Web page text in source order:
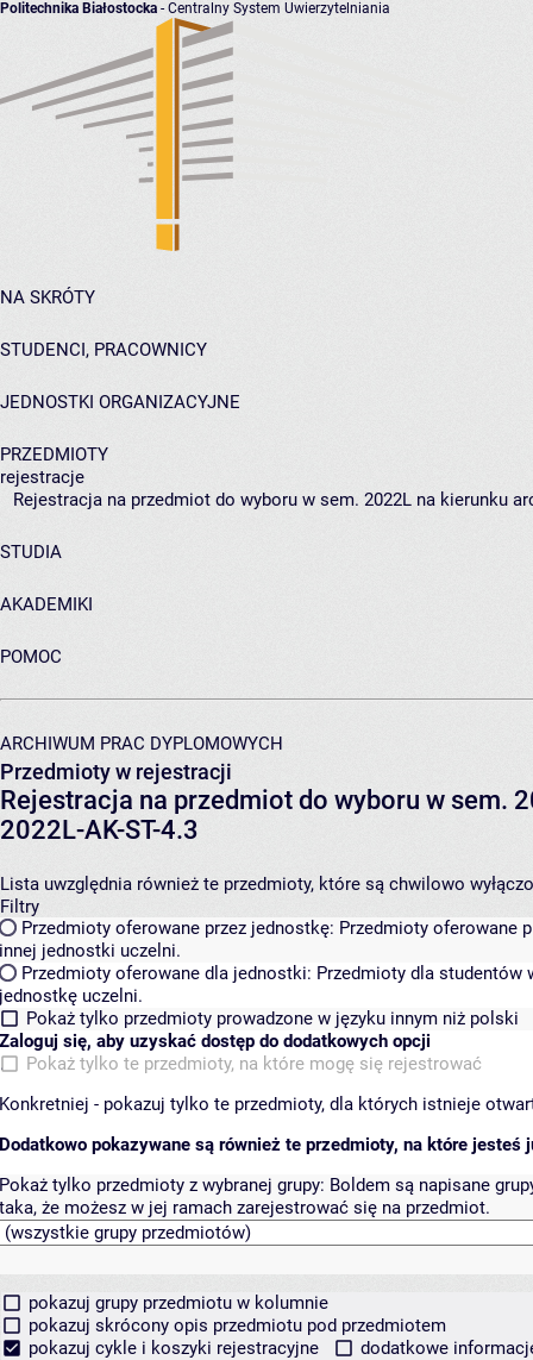
Politechnika Białostocka - Centralny System Uwierzytelniania
NA SKRÓTY
STUDENCI, PRACOWNICY
JEDNOSTKI ORGANIZACYJNE
PRZEDMIOTY
rejestracje
Rejestracja na przedmiot do wyboru w sem. 2022L na kierunku
STUDIA
AKADEMIKI
POMOC
ARCHIWUM PRAC DYPLOMOWYCH
Przedmioty w rejestracji
Rejestracja na przedmiot do wyboru w sem.
2022L-AK-ST-4.3
Lista uwzględnia również te przedmioty, które są chwilowo
Filtry
Przedmioty oferowane przez jednostkę: Przedmioty oferowane
innej jednostki uczelni.
Przedmioty oferowane dla jednostki: Przedmioty dla studentów
jednostkę uczelni.
Pokaż tylko przedmioty prowadzone w języku innym niż polski
Zaloguj się, aby uzyskać dostęp do dodatkowych opcji
Pokaż tylko te przedmioty, na które mogę się rejestrować
Konkretniej - pokazuj tylko te przedmioty, dla których istnieje
Dodatkowo pokazywane są również te przedmioty, na które jesteś
Pokaż tylko przedmioty z wybranej grupy: Boldem są napisane
taka, że możesz w jej ramach zarejestrować się na przedmiot.
pokazuj grupy przedmiotu w kolumnie
pokazuj skrócony opis przedmiotu pod przedmiotem
pokazuj cykle i koszyki rejestracyjne
dodatkowe